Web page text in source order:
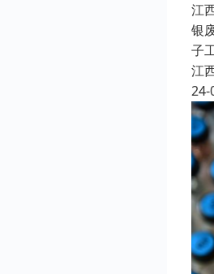
江
银
子
江
24-